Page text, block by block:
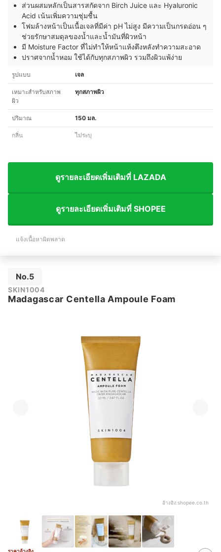
ส่วนผสมหลักเป็นสารสกัดจาก Birch Juice และ Hyaluronic
Acid เน้นเพิ่มความชุ่มชื้น
โฟมล้างหน้าเป็นเนื้อเจลที่มีค่า pH ไม่สูง มีความเป็นกรดอ่อน ๆ
ช่วยรักษาสมดุลของน้ำและน้ำมันที่ผิวหน้า
มี Moisture Factor ที่ไม่ทำให้หน้าแห้งตึงหลังทำความสะอาด
ปราศจากน้ำหอม ใช้ได้กับทุกสภาพผิว รวมถึงผิวแพ้ง่าย
รูปแบบ เจล
เหมาะสำหรับสภาพ
ผิว
ทุกสภาพผิว
ปริมาณ 150 มล.
กลิ่น ไม่ระบุ
ดูรายละเอียดเพิ่มเติมที่ LAZADA
ดูรายละเอียดเพิ่มเติมที่ SHOPEE
แจ้งเนื้อหาผิดพลาด
No.5
SKIN1004
Madagascar Centella Ampoule Foam
อ้างอิง:shopee.co.th